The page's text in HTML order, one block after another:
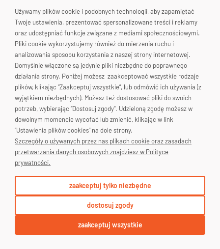
Bartimex Share System
(BSS) - jedna linia baterii,
wiele narzędzi
Elektronarzędzia Bartimex korzystają
systemu BSS (Bartimex Share System)
kompatybilność
akumulatorów wewnątrz danej linii
napięciowej (20V, 16V, 12V).
Używamy plików cookie i podobnych technologii, aby zapamiętać
Twoje ustawienia, prezentować spersonalizowane treści i reklamy
oraz udostępniać funkcje związane z mediami społecznościowymi.
Pliki cookie wykorzystujemy również do mierzenia ruchu i
analizowania sposobu korzystania z naszej strony internetowej.
Domyślnie włączone są jedynie pliki niezbędne do poprawnego
działania strony. Poniżej możesz zaakceptować wszystkie rodzaje
plików, klikając “Zaakceptuj wszystkie”, lub odmówić ich używania (z
wyjątkiem niezbędnych). Możesz też dostosować pliki do swoich
potrzeb, wybierając “Dostosuj zgody”. Udzieloną zgodę możesz w
dowolnym momencie wycofać lub zmienić, klikając w link
“Ustawienia plików cookies” na dole strony.
Szczegóły o używanych przez nas plikach cookie oraz zasadach
przetwarzania danych osobowych znajdziesz w Polityce
prywatności.
zaakceptuj tylko niezbędne
dostosuj zgody
zaakceptuj wszystkie